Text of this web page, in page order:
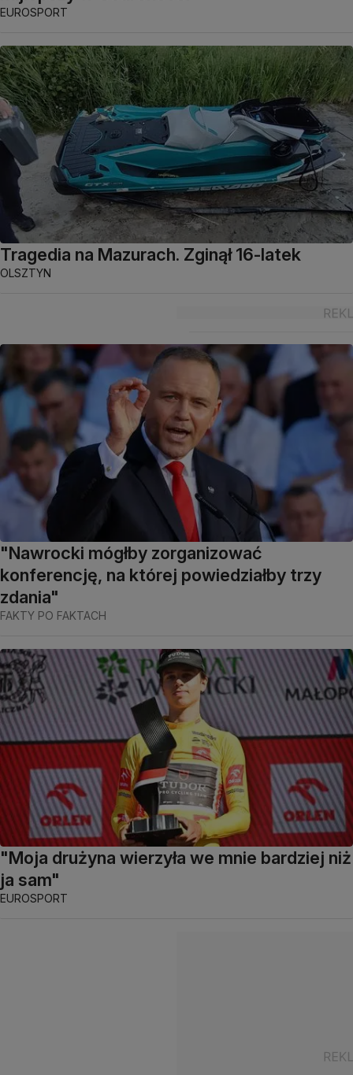
EUROSPORT
Tragedia na Mazurach. Zginął 16-latek
OLSZTYN
"Nawrocki mógłby zorganizować
konferencję, na której powiedziałby trzy
zdania"
FAKTY PO FAKTACH
"Moja drużyna wierzyła we mnie bardziej niż
ja sam"
EUROSPORT